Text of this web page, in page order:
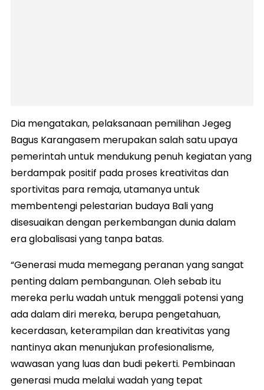
Dia mengatakan, pelaksanaan pemilihan Jegeg
Bagus Karangasem merupakan salah satu upaya
pemerintah untuk mendukung penuh kegiatan yang
berdampak positif pada proses kreativitas dan
sportivitas para remaja, utamanya untuk
membentengi pelestarian budaya Bali yang
disesuaikan dengan perkembangan dunia dalam
era globalisasi yang tanpa batas.
“Generasi muda memegang peranan yang sangat
penting dalam pembangunan. Oleh sebab itu
mereka perlu wadah untuk menggali potensi yang
ada dalam diri mereka, berupa pengetahuan,
kecerdasan, keterampilan dan kreativitas yang
nantinya akan menunjukan profesionalisme,
wawasan yang luas dan budi pekerti. Pembinaan
generasi muda melalui wadah yang tepat